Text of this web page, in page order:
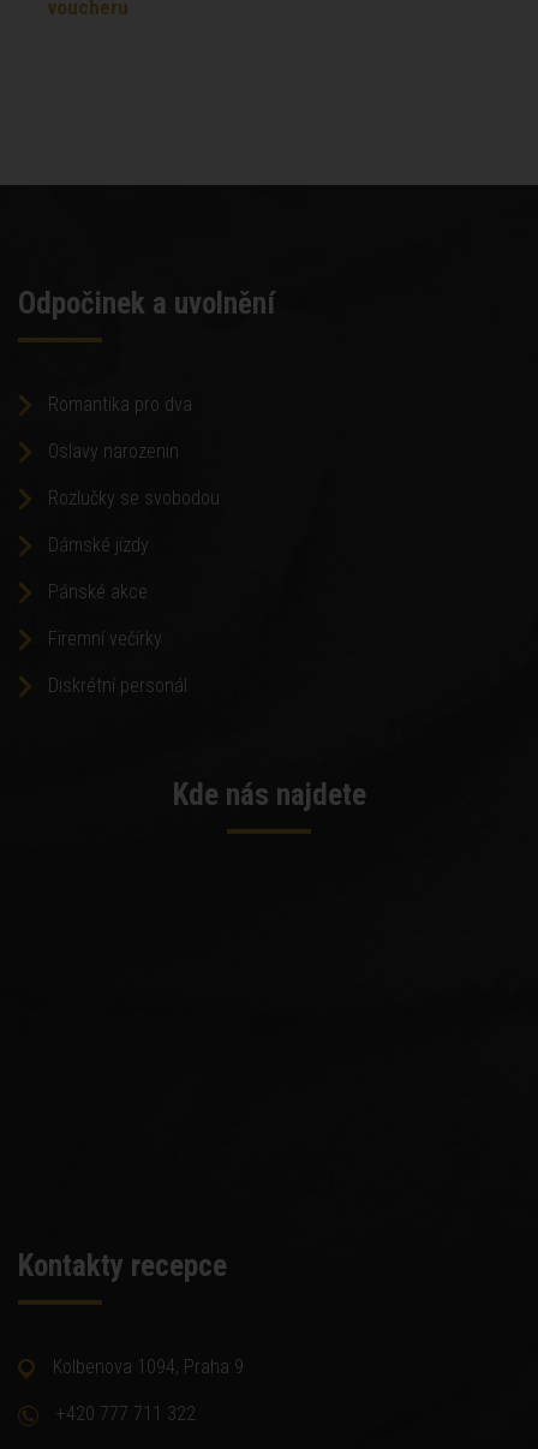
voucheru
Odpočinek a uvolnění
Romantika pro dva
Oslavy narozenin
Rozlučky se svobodou
Dámské jízdy
Pánské akce
Firemní večírky
Diskrétní personál
Kde nás najdete
Kontakty recepce
Kolbenova 1094, Praha 9
+420 777 711 322